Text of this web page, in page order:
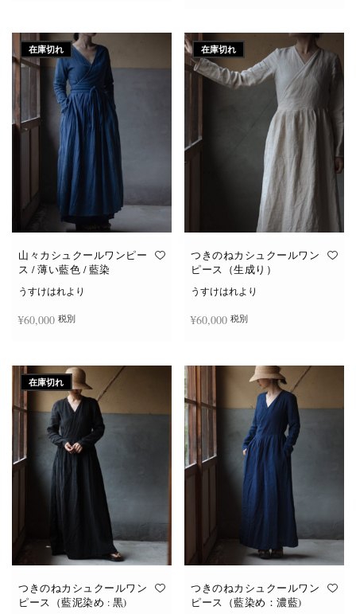
在庫切れ
山々カシュクールワンピー
ス / 薄い藍色 / 藍染
うすけはれより
¥60,000 税別
在庫切れ
つきのねカシュクールワン
ピース（生成り）
うすけはれより
¥60,000 税別
在庫切れ
つきのねカシュクールワン
ピース（藍泥染め : 黒)
つきのねカシュクールワン
ピース（藍染め：濃藍)